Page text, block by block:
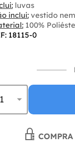
luvas
inclui:vestido
100%
18115-0